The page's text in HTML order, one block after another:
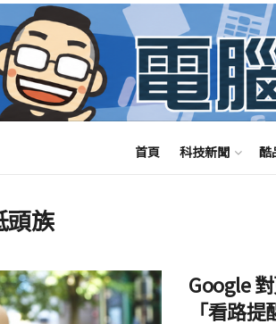
首頁 科技新聞 酷
頭族
Google
「看路